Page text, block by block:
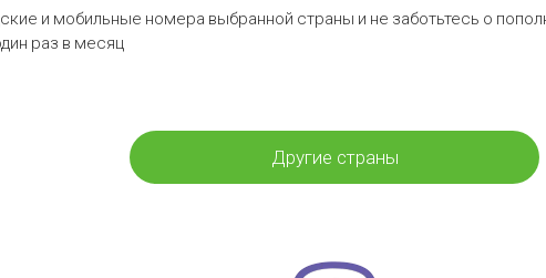
и мобильные номера выбранной страны и не заботьтесь о
раз в месяц
Другие страны